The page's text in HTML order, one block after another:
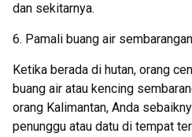
dan sekitarnya.
6. Pamali buang air
Ketika berada di hutan, orang
buang air atau kencing
orang Kalimantan, Anda
penunggu atau datu di tempat